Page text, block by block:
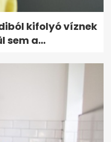
kifolyó víznek
sem a...